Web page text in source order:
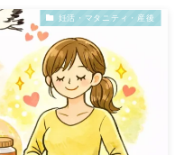
妊活・マタニティ・産後